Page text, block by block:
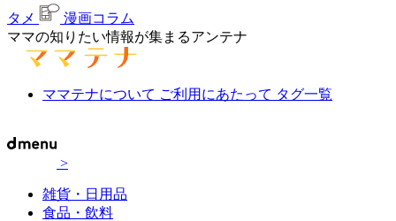
タメ
漫画コラム
ママの知りたい情報が集まるアンテナ
ママテナについて ご利用にあたって タグ一覧
>
雑貨・日用品
食品・飲料